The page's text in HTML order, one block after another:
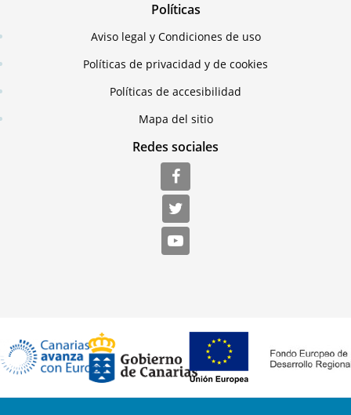
Políticas
Aviso legal y Condiciones de uso
Políticas de privacidad y de cookies
Políticas de accesibilidad
Mapa del sitio
Redes sociales